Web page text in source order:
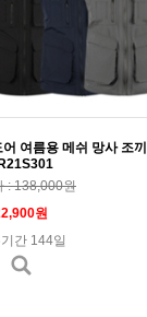
여름용 메쉬 망사 조끼
: 138,000원
원
간 144일